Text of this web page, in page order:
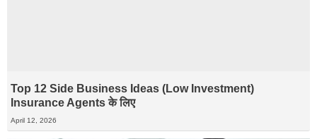
Top 12 Side Business Ideas (Low Investment)
Insurance Agents के लिए
April 12, 2026